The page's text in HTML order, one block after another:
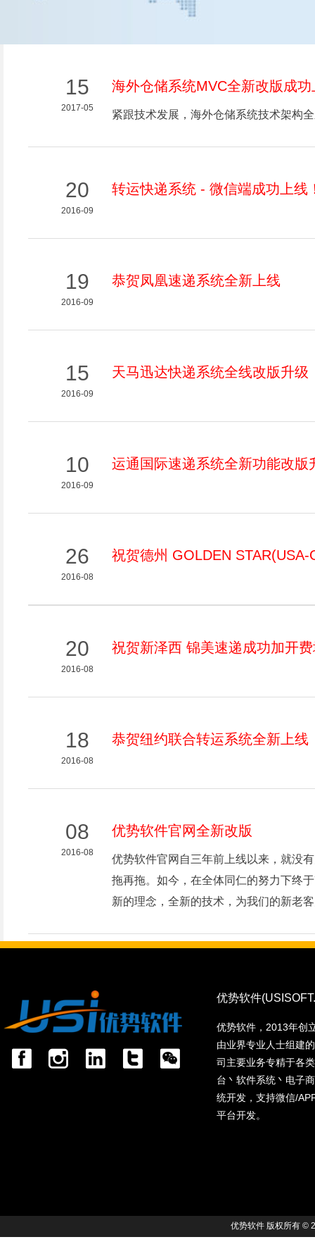
15
2017-05
海外仓储系统MVC全新改版成功
紧跟技术发展，海外仓储系统技术架构
20
2016-09
转运快递系统 - 微信端成功上线
19
2016-09
恭贺凤凰速递系统全新上线
15
2016-09
天马迅达快递系统全线改版升级
10
2016-09
运通国际速递系统全新功能改版
26
2016-08
祝贺德州 GOLDEN
20
2016-08
祝贺新泽西 锦美速递成功加开
18
2016-08
恭贺纽约联合转运系统全新上线
08
2016-08
优势软件官网全新改版
优势软件官网自三年前上线以来，就没
拖再拖。如今，在全体同仁的努力下终
新的理念，全新的技术，为我们的新老
优势软件
优势软件，2013年创
由业界专业人士组建
司主要业务专精于各
台丶软件系统丶电子
统开发，支持微信/
平台开发。
优势软件 版权所有 ©